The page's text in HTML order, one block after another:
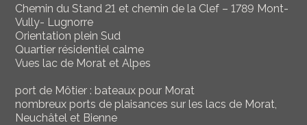
Chemin du Stand 21 et chemin de la Clef – 1789 Mont-
Vully- Lugnorre
Orientation plein Sud
Quartier résidentiel calme
Vues lac de Morat et Alpes
port de Môtier : bateaux pour Morat
nombreux ports de plaisances sur les lacs de Morat,
Neuchâtel et Bienne